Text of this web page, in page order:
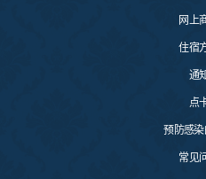
网上
住宿
通
点
预防感
常见